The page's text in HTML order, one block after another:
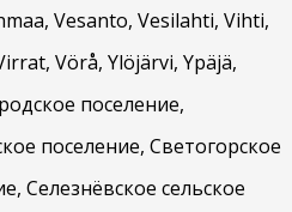
Vesanto, Vesilahti, Vihti,
Vörå, Ylöjärvi, Ypäjä,
поселение,
поселение, Светогорское
Селезнёвское сельское